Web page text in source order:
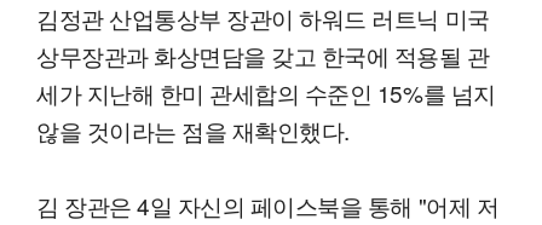
김정관 산업통상부 장관이 하워드 러트닉 미국
상무장관과 화상면담을 갖고 한국에 적용될 관
세가 지난해 한미 관세합의 수준인 15%를 넘지
않을 것이라는 점을 재확인했다.
김 장관은 4일 자신의 페이스북을 통해 "어제 저